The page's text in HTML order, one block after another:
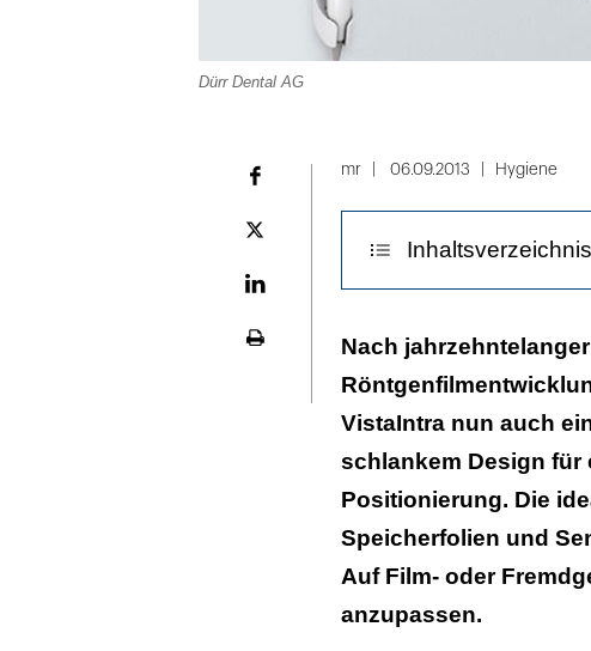
Dürr Dental AG
Plattform
mr 06.09.2013 Hygiene
Inhaltsverzeichnis
Hohe
Nach
VistaIntra nun auch
schlankem Design für
Positionierung. Die
Speicherfolien und
Auf Film- oder
anzupassen.